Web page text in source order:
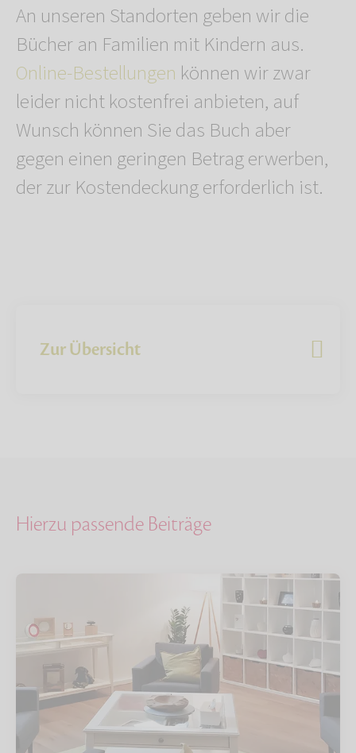
An unseren Standorten geben wir die
Bücher an Familien mit Kindern aus.
Online-Bestellungen können wir zwar
leider nicht kostenfrei anbieten, auf
Wunsch können Sie das Buch aber
gegen einen geringen Betrag erwerben,
der zur Kostendeckung erforderlich ist.
Zur Übersicht
Hierzu passende Beiträge